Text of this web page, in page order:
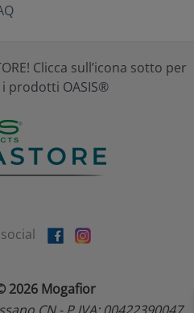
Clicca sull’icona sotto per
prodotti OASIS®
2026 Mogafior